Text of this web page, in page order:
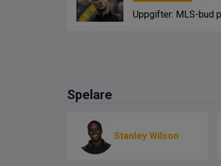
Uppgifter: MLS-bud
Spelare
Stanley Wilson